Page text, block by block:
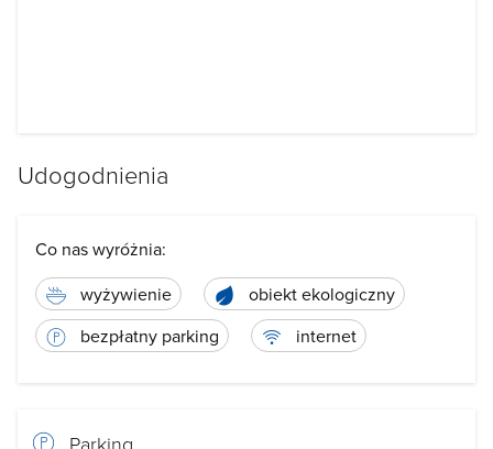
Udogodnienia
Co nas wyróżnia:
wyżywienie
obiekt ekologiczny
bezpłatny parking
internet
Parking